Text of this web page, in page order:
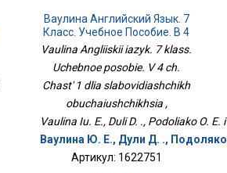
Ваулина Английский Язык. 7
Класс. Учебное Пособие. В 4
Ч. Часть 1 Для
Слабовидящих
Обучающихся
Vaulina Angliiskii iazyk. 7 klass.
Uchebnoe posobie. V 4 ch.
Chast' 1 dlia slabovidiashchikh
obuchaiushchikhsia ,
Vaulina Iu. E., Duli D. ., Podoliako O. E.
Ваулина Ю. Е., Дули Д. .,
Артикул: 1622751